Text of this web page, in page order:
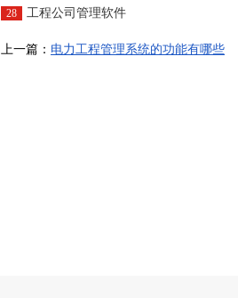
28 工程公司管理软件
上一篇： 电力工程管理系统的功能有哪些